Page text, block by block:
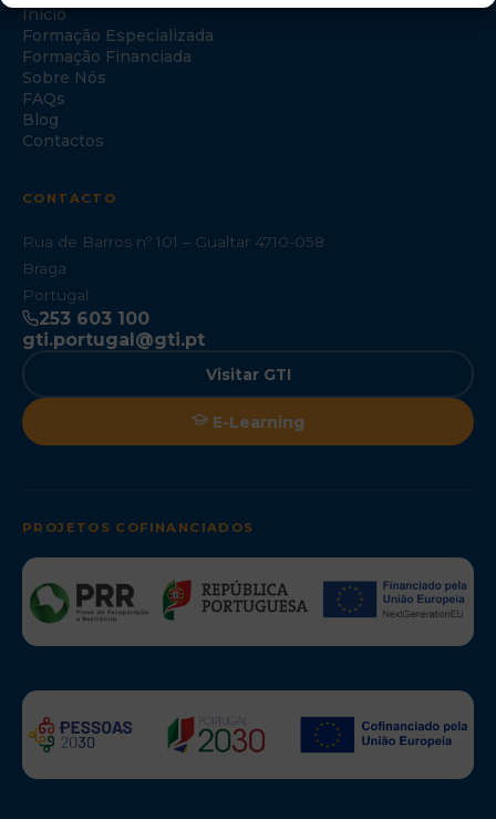
Início
Formação Especializada
Formação Financiada
Sobre Nós
FAQs
Blog
Contactos
CONTACTO
Rua de Barros nº 101 – Gualtar 4710-058
Braga
Portugal
253 603 100
gti.portugal@gti.pt
Visitar GTI
E-Learning
PROJETOS COFINANCIADOS